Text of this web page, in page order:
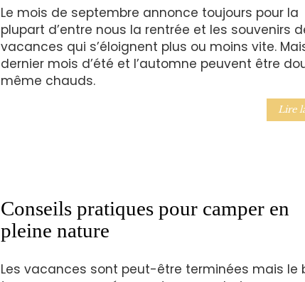
Le mois de septembre annonce toujours pour la
plupart d’entre nous la rentrée et les souvenirs
vacances qui s’éloignent plus ou moins vite.
dernier mois d’été et l’automne peuvent être
même chauds.
Lire
Conseils pratiques pour camper en
pleine nature
Les vacances sont peut-être terminées mais le